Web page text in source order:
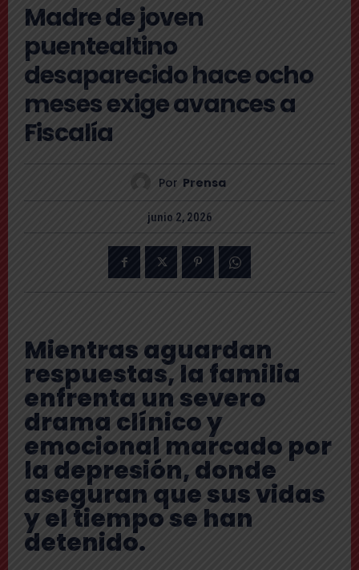
Madre de joven
puentealtino
desaparecido hace ocho
meses exige avances a
Fiscalía
Por Prensa
junio 2, 2026
Mientras aguardan
respuestas, la familia
enfrenta un severo
drama clínico y
emocional marcado por
la depresión, donde
aseguran que sus vidas
y el tiempo se han
detenido.